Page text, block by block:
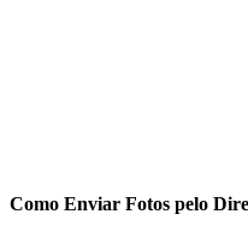
Como Enviar Fotos pelo